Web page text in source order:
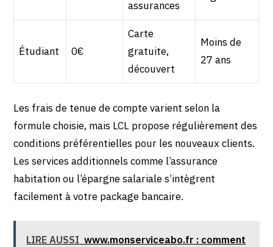
assurances
Étudiant 0€
Carte
gratuite,
découvert
Moins de
27 ans
Les frais de tenue de compte varient selon la
formule choisie, mais LCL propose régulièrement des
conditions préférentielles pour les nouveaux clients.
Les services additionnels comme l’assurance
habitation ou l’épargne salariale s’intègrent
facilement à votre package bancaire.
LIRE AUSSI www.monserviceabo.fr : comment